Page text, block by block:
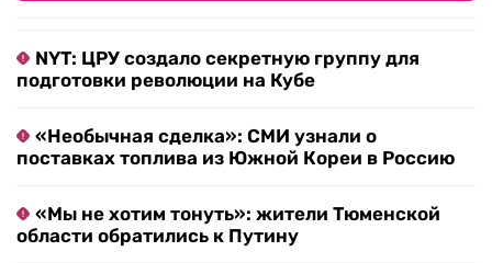
NYT: ЦРУ создало секретную группу для
подготовки революции на Кубе
«Необычная сделка»: СМИ узнали о
поставках топлива из Южной Кореи в Россию
«Мы не хотим тонуть»: жители Тюменской
области обратились к Путину